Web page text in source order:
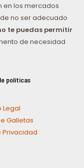
en los mercados
no ser adecuado
te puedas permitir
de necesidad
políticas
Legal
Galletas
Privacidad